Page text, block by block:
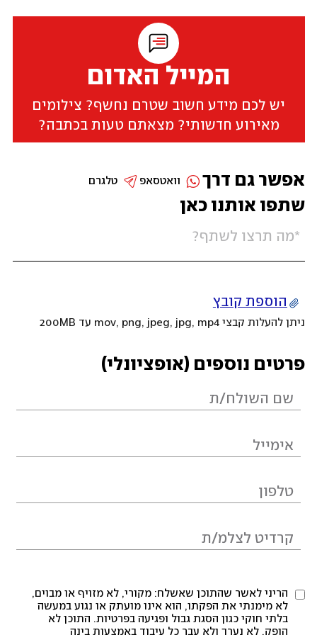
המייל האדום
יש לכם מידע חשוב שטרם נחשף? צילומים
מאירוע חדשותי? מצאתם טעות בכתבה?
שתפו אותנו כאן
הוספת קובץ
ניתן להעלות קבצי mov, png, jpeg, jpg, mp4 עד 200MB
פרטים נוספים (אופציונלי)
הריני לאשר שהתוכן שאשלח: מקורי, לא מזויף או מבוים,
לא מימנתי את הפקתו, הוא אינו מועתק או נגוע במעשה
בלתי חוקי כגון הסגת גבול ופגיעה בפרטיות. התוכן לא
הופק, לא נערך ולא עבר כל עיבוד באמצעות בינה
אפשר גם דרך טלגרם וואטסאפ